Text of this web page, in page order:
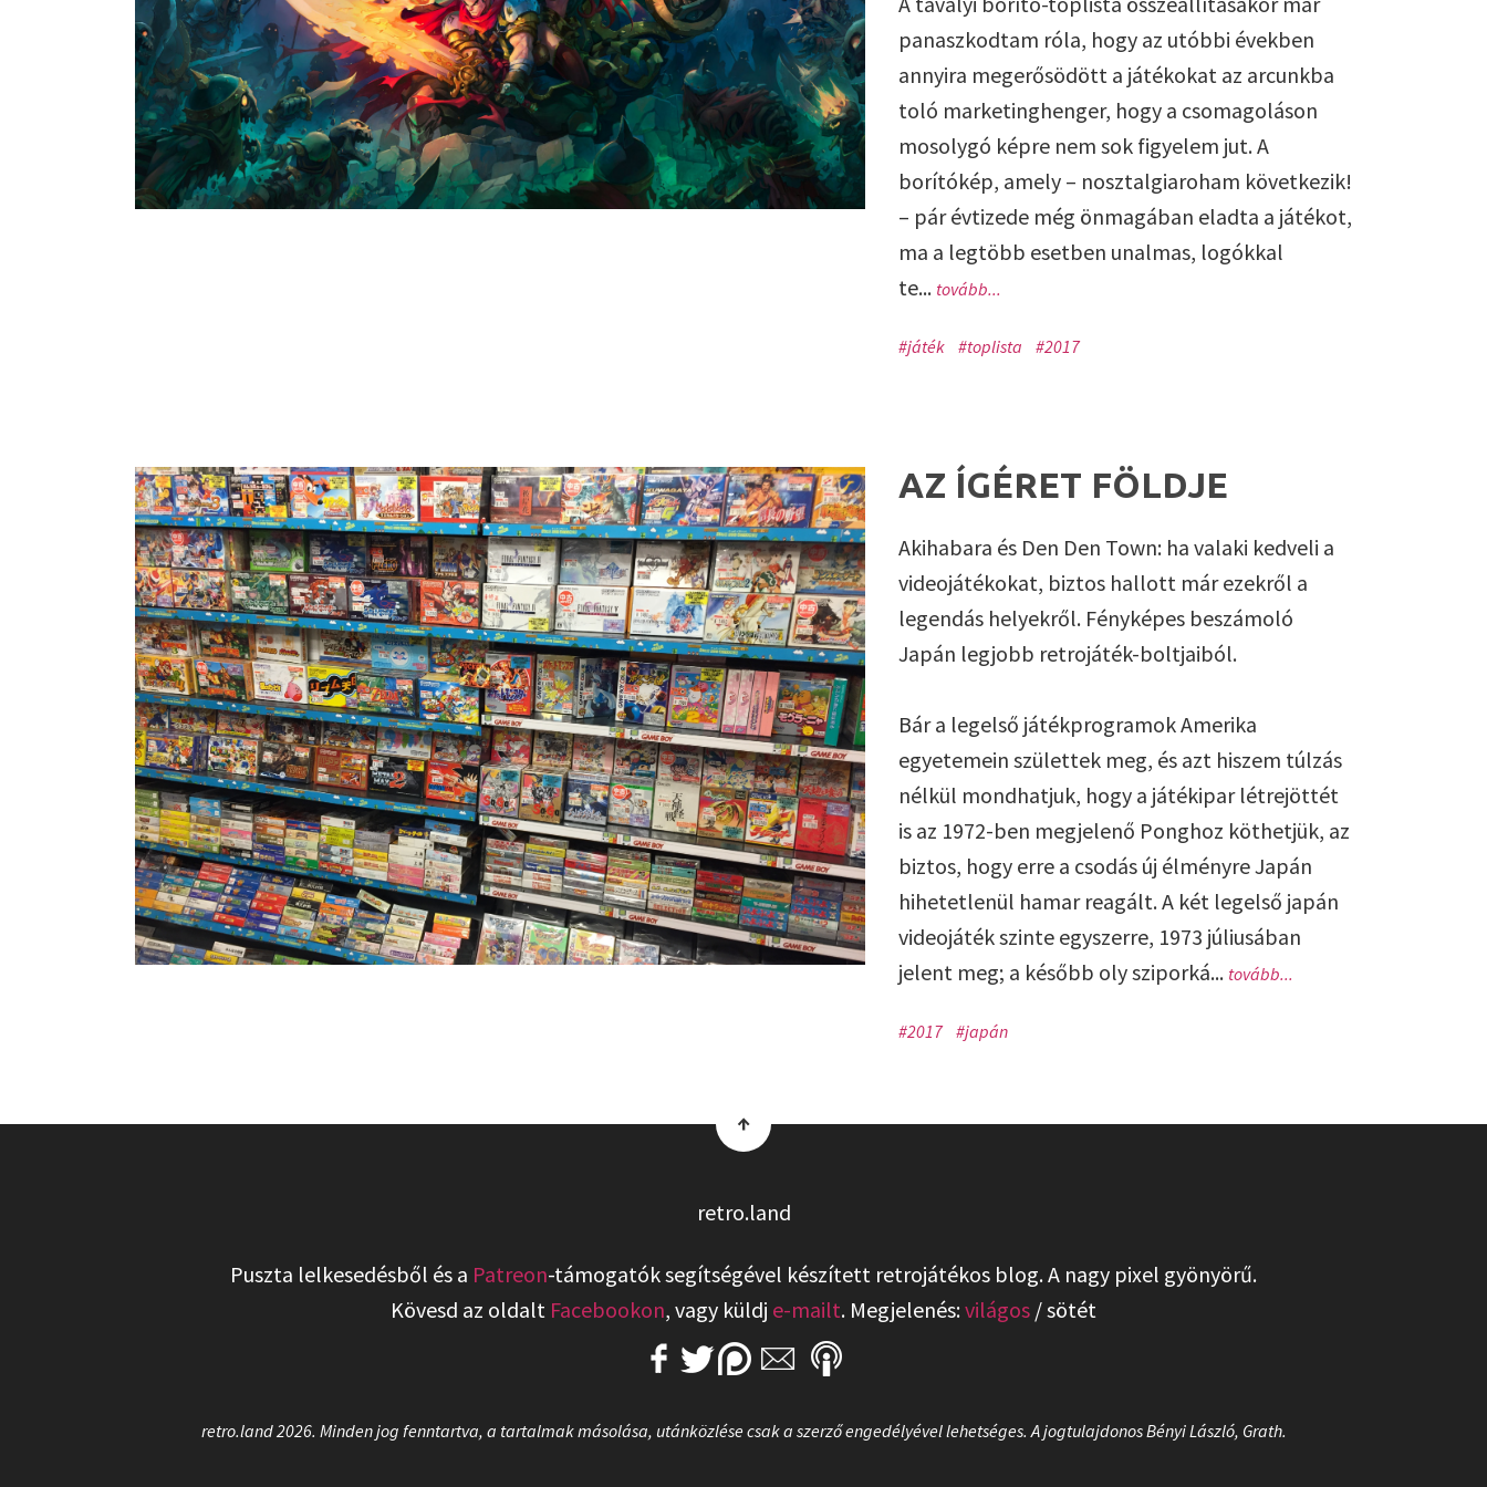
panaszkodtam róla, hogy az utóbbi években
annyira megerősödött a játékokat az arcunkba
toló marketinghenger, hogy a csomagoláson
mosolygó képre nem sok figyelem jut. A
borítókép, amely – nosztalgiaroham következik!
– pár évtizede még önmagában eladta a játékot,
ma a legtöbb esetben unalmas, logókkal
te... tovább...
#játék #toplista #2017
AZ ÍGÉRET FÖLDJE
Akihabara és Den Den Town: ha valaki kedveli a
videojátékokat, biztos hallott már ezekről a
legendás helyekről. Fényképes beszámoló
Japán legjobb retrojáték-boltjaiból.
Bár a legelső játékprogramok Amerika
egyetemein születtek meg, és azt hiszem túlzás
nélkül mondhatjuk, hogy a játékipar létrejöttét
is az 1972-ben megjelenő Ponghoz köthetjük, az
biztos, hogy erre a csodás új élményre Japán
hihetetlenül hamar reagált. A két legelső japán
videojáték szinte egyszerre, 1973 júliusában
jelent meg; a később oly sziporká... tovább...
#2017 #japán
↑
retro.land
Puszta lelkesedésből és a Patreon-támogatók segítségével készített retrojátékos blog. A nagy pixel gyönyörű.
Kövesd az oldalt Facebookon, vagy küldj e-mailt. Megjelenés:világos /sötét
retro.land 2026. Minden jog fenntartva, a tartalmak másolása, utánközlése csak a szerző engedélyével lehetséges. A jogtulajdonos Bényi László, Grath.